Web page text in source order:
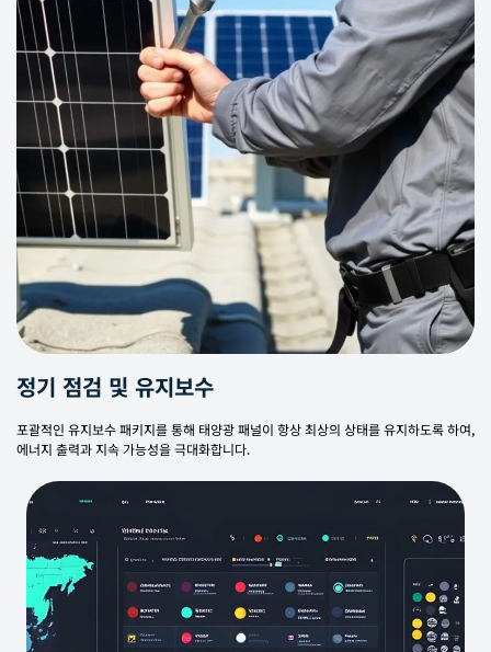
정기 점검 및 유지보수
포괄적인 유지보수 패키지를 통해 태양광 패널이 항상 최상의 상태를 유지하도록 하여,
에너지 출력과 지속 가능성을 극대화합니다.